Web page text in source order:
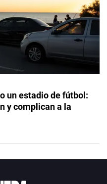
un estadio de fútbol:
y complican a la